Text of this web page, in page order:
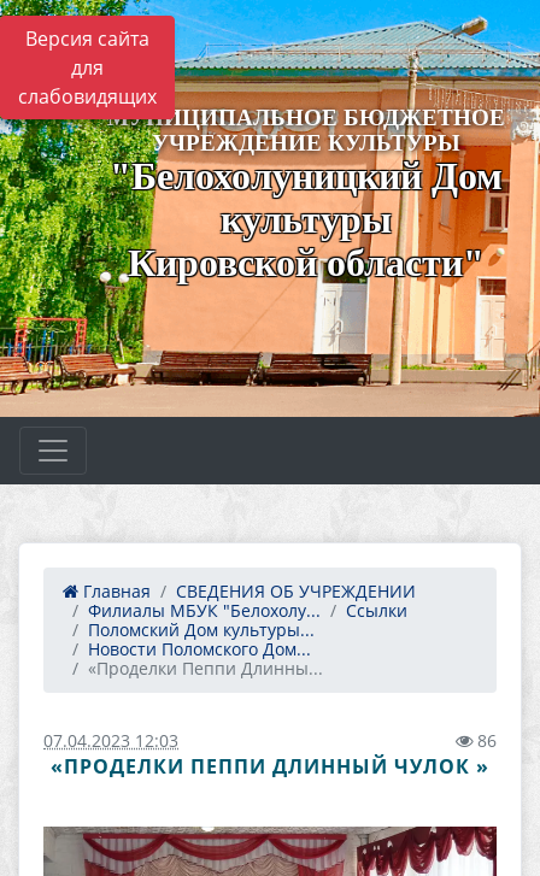
Версия сайта
для
слабовидящих
МУНИЦИПАЛЬНОЕ БЮДЖЕТНОЕ
УЧРЕЖДЕНИЕ КУЛЬТУРЫ
"Белохолуницкий Дом
культуры
Кировской области"
Главная
СВЕДЕНИЯ ОБ УЧРЕЖДЕНИИ
Филиалы МБУК "Белохолу...
Ссылки
Поломский Дом культуры...
Новости Поломского Дом...
«Проделки Пеппи Длинны...
07.04.2023 12:03 86
«ПРОДЕЛКИ ПЕППИ ДЛИННЫЙ ЧУЛОК »